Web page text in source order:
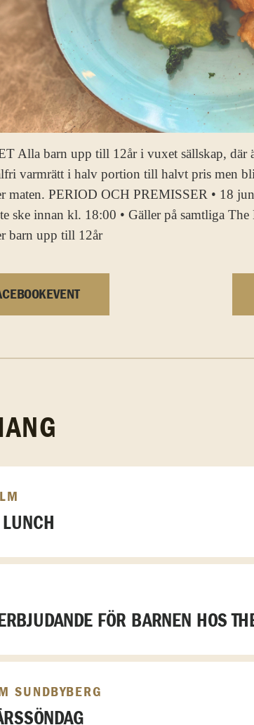
Alla barn upp till 12år i vuxet sällskap, där
varmrätt i halv portion till halvt pris men
maten. PERIOD OCH PREMISSER • 18
ske innan kl. 18:00 • Gäller på samtliga
barn upp till 12år
FÖR BARNEN HOS
SUNDBYBERG